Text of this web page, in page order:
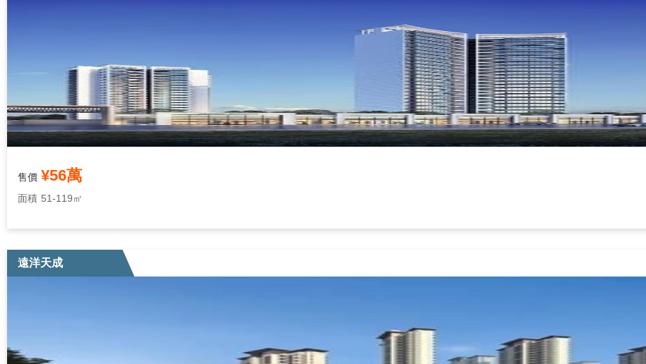
售價 ¥56萬
面積 51-119㎡
遠洋天成